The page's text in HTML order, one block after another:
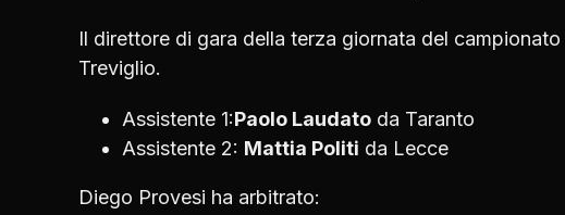
Il direttore di gara della terza giornata del
Treviglio.
Assistente 1:Paolo Laudato da Taranto
Assistente 2: Mattia Politi da Lecce
Diego Provesi ha arbitrato: